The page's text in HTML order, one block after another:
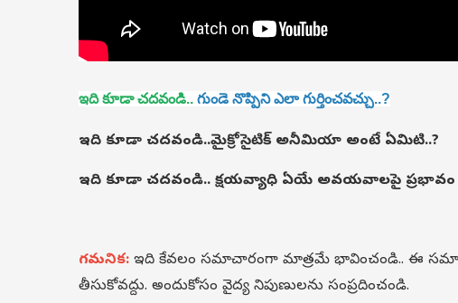
ఇది కూడా చదవండి.. గుండె నొప్పిని ఎలా గుర్తించవచ్చు..?
ఇది కూడా చదవండి..మైక్రోసైటిక్ అనీమియా అంటే ఏమిటి..?
ఇది కూడా చదవండి.. క్షయవ్యాధి ఏయే అవయవాలపై ప్రభావం
గమనిక: ఇది కేవలం సమాచారంగా మాత్రమే భావించండి.. ఈ
తీసుకోవద్దు. అందుకోసం వైద్య నిపుణులను సంప్రదించండి.